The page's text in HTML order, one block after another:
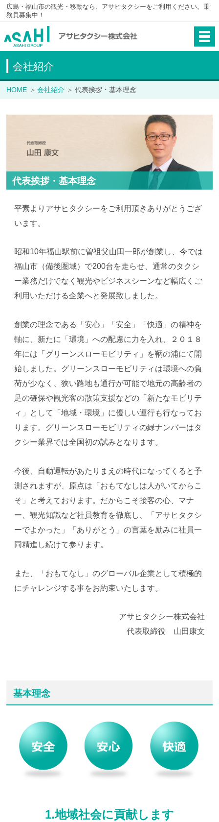
広島・福山市の観光・移動なら、アサヒタクシーをご利用ください。乗
務員募集中！
会社紹介
HOME 会社紹介 代表挨拶・基本理念
代表挨拶・基本理念
平素よりアサヒタクシーをご利用頂きありがとうござ
います。
昭和10年福山駅前に曽祖父山田一郎が創業し、今では
福山市（備後圏域）で200台を走らせ、通常のタクシ
ー業務だけでなく観光やビジネスシーンなど幅広くご
利用いただける企業へと発展致しました。
創業の理念である「安心」「安全」「快適」の精神を
軸に、新たに「環境」への配慮に力を入れ、２０１８
年には「グリーンスローモビリティ」を鞆の浦にて開
始しました。グリーンスローモビリティは環境への負
荷が少なく、狭い路地も通行が可能で地元の高齢者の
足の確保や観光客の散策支援などの「新たなモビリテ
ィ」として「地域・環境」に優しい運行も行なってお
ります。グリーンスローモビリティの緑ナンバーはタ
クシー業界では全国初の試みとなります。
今後、自動運転があたりまえの時代になってくると予
測されますが、原点は「おもてなしは人がいてからこ
そ」と考えております。だからこそ接客の心、マナ
ー、観光知識など社員教育を徹底し、「アサヒタクシ
ーでよかった」「ありがとう」の言葉を励みに社員一
同精進し続けて参ります。
また、「おもてなし」のグローバル企業として積極的
にチャレンジする事をお約束いたします。
アサヒタクシー株式会社
代表取締役 山田康文
基本理念
1.地域社会に貢献します